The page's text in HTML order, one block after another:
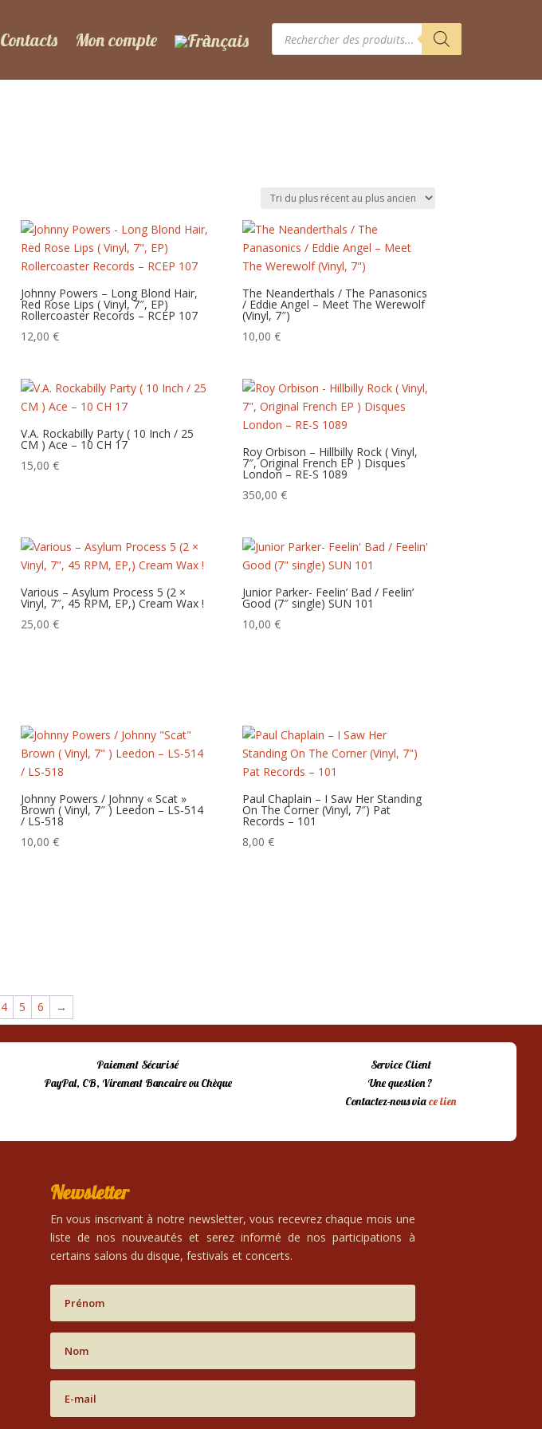
Contacts Mon compte
Recherche
produits
Johnny Powers – Long Blond Hair,
Red Rose Lips ( Vinyl, 7″, EP)
Rollercoaster Records – RCEP 107
12,00€
The Neanderthals / The Panasonics
/ Eddie Angel – Meet The Werewolf
(Vinyl, 7″)
10,00€
V.A. Rockabilly Party ( 10 Inch / 25
CM ) Ace – 10 CH 17
15,00€
Roy Orbison – Hillbilly Rock ( Vinyl,
7″, Original French EP ) Disques
London – RE-S 1089
350,00€
Various – Asylum Process 5 (2 ×
Vinyl, 7″, 45 RPM, EP,) Cream Wax !
25,00€
Junior Parker- Feelin’ Bad / Feelin’
Good (7″ single) SUN 101
10,00€
Johnny Powers / Johnny « Scat »
Brown ( Vinyl, 7″ ) Leedon – LS-514
/ LS-518
10,00€
Paul Chaplain – I Saw Her Standing
On The Corner (Vinyl, 7″) Pat
Records – 101
8,00€
4 5 6 →
Paiement Sécurisé
PayPal, CB, Virement Bancaire ou Chèque
Service Client
Une question ?
Contactez-nous viace lien
Newsletter
En vous inscrivant à notre newsletter, vous recevrez chaque mois une
liste de nos nouveautés et serez informé de nos participations à
certains salons du disque, festivals et concerts.